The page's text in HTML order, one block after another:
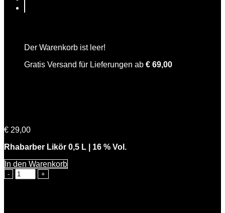
Der Warenkorb ist leer!
Gratis Versand für Lieferungen ab € 69,00
€ 29,00
Rhabarber Likör 0,5 L | 16 % Vol.
In den Warenkorb
Freche
Rhabarbara